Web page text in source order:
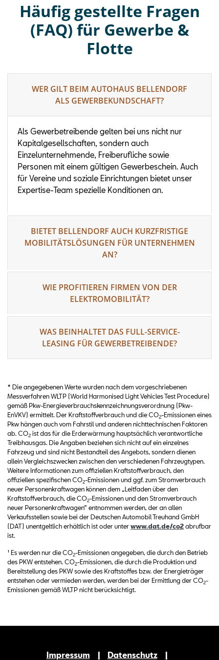
Häufig gestellte Fragen
(FAQ) für Gewerbe &
Flotte
WER GILT BEIM AUTOHAUS BELLENDORF
ALS GEWERBEKUNDSCHAFT?
Als Gewerbetreibende gelten bei uns nicht nur
Kapitalgesellschaften, sondern auch
Einzelunternehmende, Freiberufliche sowie
Personen mit einem gültigen Gewerbeschein. Auch
für Vereine und soziale Einrichtungen bietet unser
Expertise-Team spezielle Konditionen an.
BIETET BELLENDORF AUCH KURZFRISTIGE
MOBILITÄTSLÖSUNGEN FÜR UNTERNEHMEN
AN?
WIE PROFITIEREN FIRMEN VON DER
ELEKTROMOBILITÄT?
WAS BEINHALTET DAS FULL-SERVICE-
LEASING FÜR GEWERBETREIBENDE?
* Die angegebenen Werte wurden nach dem vorgeschriebenen
Messverfahren WLTP (World Harmonised Light Vehicles Test Procedure)
gemäß Pkw-Energieverbrauchskennzeichnungsverordnung (Pkw-
EnVKV) ermittelt. Der Kraftstoffverbrauch und die CO2-Emissionen eines
Pkw hängen auch vom Fahrstil und anderen nichttechnischen Faktoren
ab. CO2 ist das für die Erderwärmung hauptsächlich verantwortliche
Treibhausgas. Die Angaben beziehen sich nicht auf ein einzelnes
Fahrzeug und sind nicht Bestandteil des Angebots, sondern dienen
allein Vergleichszwecken zwischen den verschiedenen Fahrzeugtypen.
Weitere Informationen zum offiziellen Kraftstoffverbrauch, den
offiziellen spezifischen CO2-Emissionen und ggf. zum Stromverbrauch
neuer Personenkraftwagen können dem „Leitfaden über den
Kraftstoffverbrauch, die CO2-Emissionen und den Stromverbrauch
neuer Personenkraftwagen“ entnommen werden, der an allen
Verkaufsstellen sowie bei der Deutschen Automobil Treuhand GmbH
(DAT) unentgeltlich erhältlich ist oder unterwww.dat.de/co2abrufbar
ist.
¹ Es werden nur die CO2-Emissionen angegeben, die durch den Betrieb
des PKW entstehen. CO2-Emissionen, die durch die Produktion und
Bereitstellung des PKW sowie des Kraftstoffes bzw. der Energieträger
entstehen oder vermieden werden, werden bei der Ermittlung der CO2-
Emissionen gemäß WLTP nicht berücksichtigt.
Impressum Datenschutz